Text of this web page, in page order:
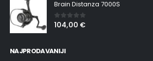
Brain Distanza 7000S
0out of 5
104,00 €
NAJPRODAVANIJI